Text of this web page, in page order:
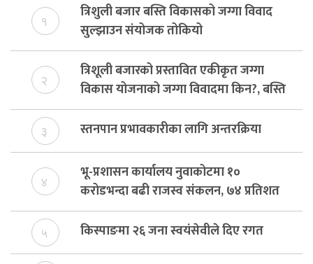
१
त्रिशुली बजार बस्ति विकासको जग्गा विवाद
सुल्झाउन संयोजक तोकियो
२
त्रिशूली बजारको प्रस्तावित एकीकृत जग्गा
विकास योजनाको जग्गा विवादमा किन?, बस्ति
विकास दर्ता नभए समिति विघटन हुने
३ स्तनपान प्रभावकारीका लागि अन्तरक्रिया
४
भू-प्रशासन कार्यालय नुवाकोटमा १०
करोडभन्दा बढी राजस्व संकलन, ७४ प्रतिशत
बेरुजु फर्छयौट
५ किस्पाङमा २६ जना स्वयंसेवीले दिए रगत